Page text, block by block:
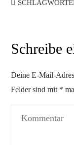
Schreibe
Deine E-Mail-
Felder sind mit *